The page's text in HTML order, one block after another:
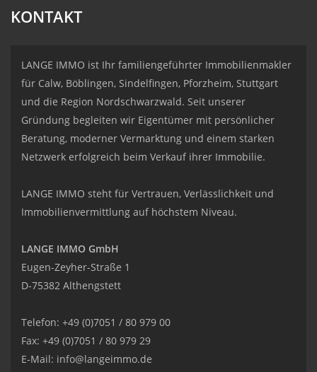
KONTAKT
LANGE IMMO ist Ihr familiengeführter Immobilienmakler
für Calw, Böblingen, Sindelfingen, Pforzheim, Stuttgart
und die Region Nordschwarzwald. Seit unserer
Gründung begleiten wir Eigentümer mit persönlicher
Beratung, moderner Vermarktung und einem starken
Netzwerk erfolgreich beim Verkauf ihrer Immobilie.
LANGE IMMO steht für Vertrauen, Verlässlichkeit und
Immobilienvermittlung auf höchstem Niveau.
LANGE IMMO GmbH
Eugen-Zeyher-Straße 1
D-75382 Althengstett
Telefon: +49 (0)7051 / 80 979 00
Fax: +49 (0)7051 / 80 979 29
E-Mail: info@langeimmo.de